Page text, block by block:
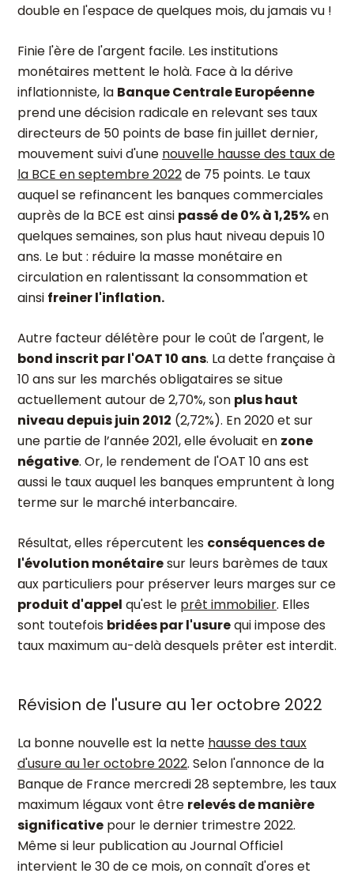
double en l'espace de quelques mois, du jamais vu !
Finie l'ère de l'argent facile. Les institutions
monétaires mettent le holà. Face à la dérive
inflationniste, la Banque Centrale Européenne
prend une décision radicale en relevant ses taux
directeurs de 50 points de base fin juillet dernier,
mouvement suivi d'une nouvelle hausse des taux de
la BCE en septembre 2022de 75 points. Le taux
auquel se refinancent les banques commerciales
auprès de la BCE est ainsi passé de 0% à 1,25%en
quelques semaines, son plus haut niveau depuis 10
ans. Le but : réduire la masse monétaire en
circulation en ralentissant la consommation et
ainsi freiner l'inflation.
Autre facteur délétère pour le coût de l'argent, le
bond inscrit par l'OAT 10 ans. La dette française à
10 ans sur les marchés obligataires se situe
actuellement autour de 2,70%, son plus haut
niveau depuis juin 2012 (2,72%). En 2020 et sur
une partie de l’année 2021, elle évoluait en zone
négative. Or, le rendement de l'OAT 10 ans est
aussi le taux auquel les banques empruntent à long
terme sur le marché interbancaire.
Résultat, elles répercutent les conséquences de
l'évolution monétairesur leurs barèmes de taux
aux particuliers pour préserver leurs marges sur ce
produit d'appel qu'est le prêt immobilier. Elles
sont toutefois bridées par l'usurequi impose des
taux maximum au-delà desquels prêter est interdit.
Révision de l'usure au 1er octobre 2022
La bonne nouvelle est la nette hausse des taux
d'usure au 1er octobre 2022. Selon l'annonce de la
Banque de France mercredi 28 septembre, les taux
maximum légaux vont être relevés de manière
significative pour le dernier trimestre 2022.
Même si leur publication au Journal Officiel
intervient le 30 de ce mois, on connaît d'ores et